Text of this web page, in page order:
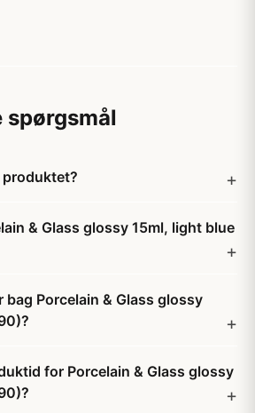
spørgsmål
produktet?
& Glass glossy 15ml, light blue
Porcelain & Glass glossy
for Porcelain & Glass glossy